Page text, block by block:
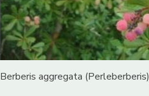
Berberis aggregata (Perleberberis)